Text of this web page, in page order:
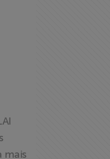
mais